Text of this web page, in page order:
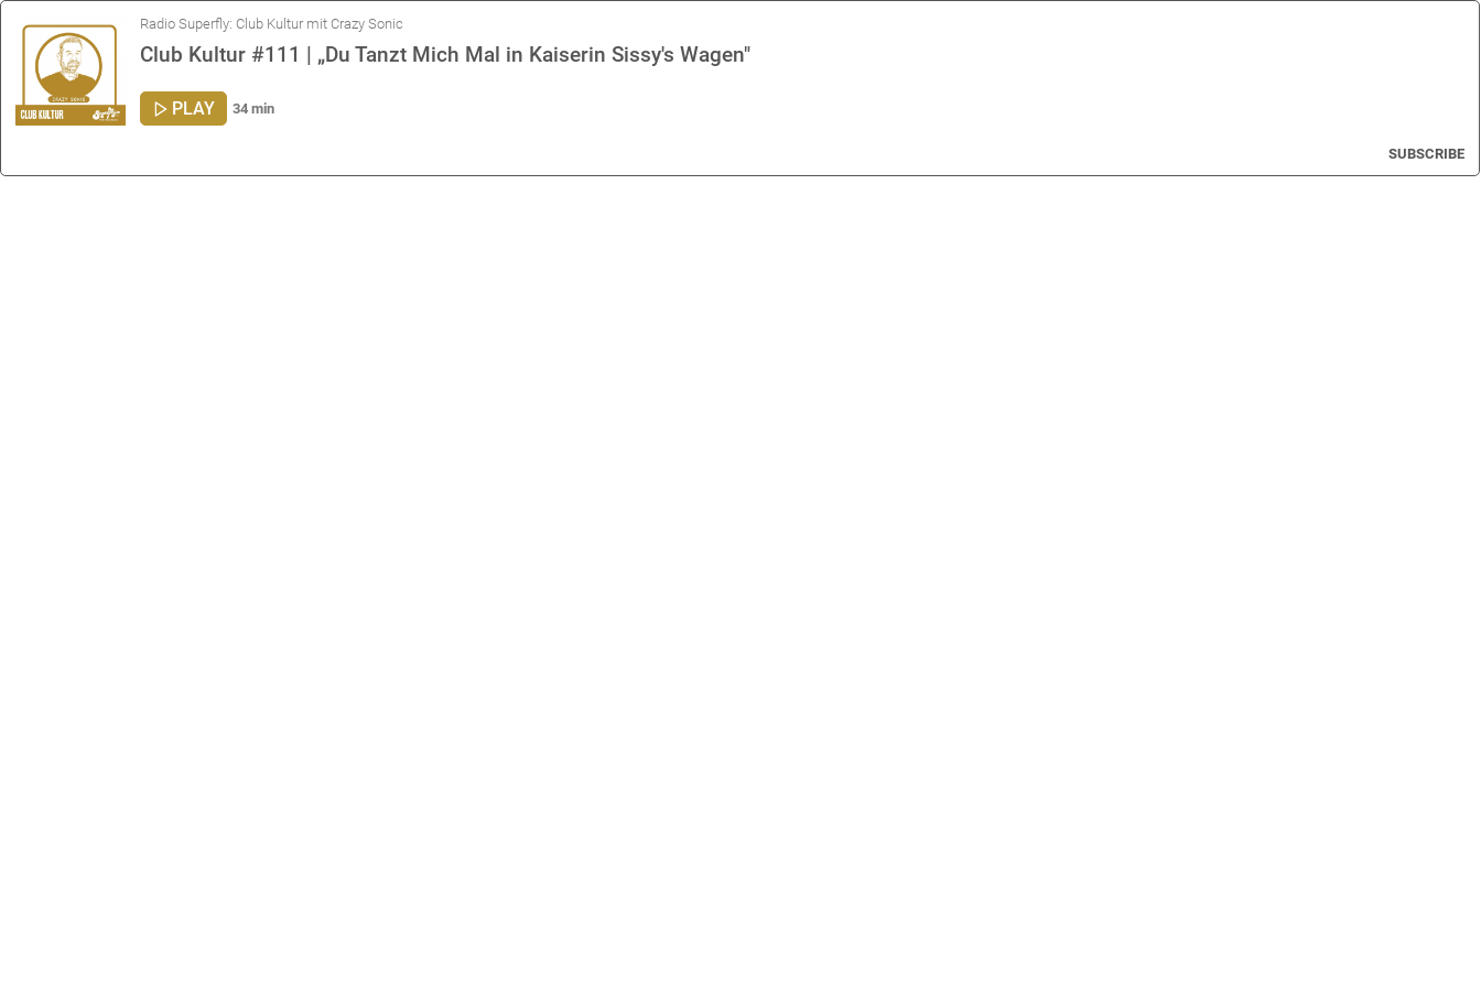
Radio Superfly: Club Kultur mit Crazy Sonic
Club Kultur #111 | „Du Tanzt Mich Mal in Kaiserin Sissy's Wagen"
PLAY 34 min
SUBSCRIBE